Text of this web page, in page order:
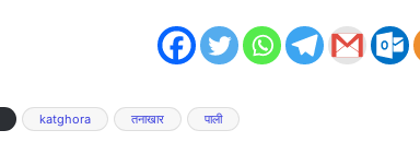
katghora तनाखार पाली